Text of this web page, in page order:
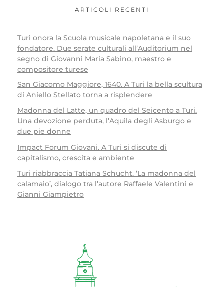
ARTICOLI RECENTI
Turi onora la Scuola musicale napoletana e il suo
fondatore. Due serate culturali all’Auditorium nel
segno di Giovanni Maria Sabino, maestro e
compositore turese
San Giacomo Maggiore, 1640. A Turi la bella scultura
di Aniello Stellato torna a risplendere
Madonna del Latte, un quadro del Seicento a Turi.
Una devozione perduta, l’Aquila degli Asburgo e
due pie donne
Impact Forum Giovani. A Turi si discute di
capitalismo, crescita e ambiente
Turi riabbraccia Tatiana Schucht. ‘La madonna del
calamaio’, dialogo tra l’autore Raffaele Valentini e
Gianni Giampietro